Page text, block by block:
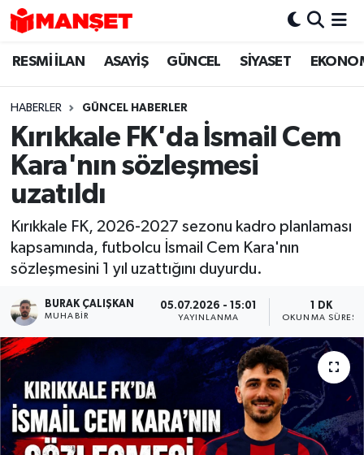
RESMİ İLAN ASAYİŞ GÜNCEL SİYASET
HABERLER GÜNCEL HABERLER
Kırıkkale FK'da İsmail Cem
Kara'nın sözleşmesi
uzatıldı
Kırıkkale FK, 2026-2027 sezonu kadro planlaması
kapsamında, futbolcu İsmail Cem Kara'nın
sözleşmesini 1 yıl uzattığını duyurdu.
BURAK ÇALIŞKAN
MUHABIR
05.07.2026 - 15:01
YAYINLANMA
1 DK
OKUNMA SÜRESI
Hava Durumu
Trafik Durumu
Süper Lig Puan Durumu ve Fikstür
Tüm Manşetler
Son Dakika Haberleri
Haber Arşivi